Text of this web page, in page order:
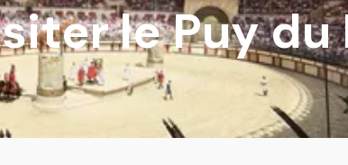
Sud
IDÉE DU
haut de gamme
le Puy du